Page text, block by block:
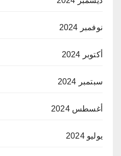
نوفمبر 2024
أكتوبر 2024
سبتمبر 2024
أغسطس 2024
يوليو 2024